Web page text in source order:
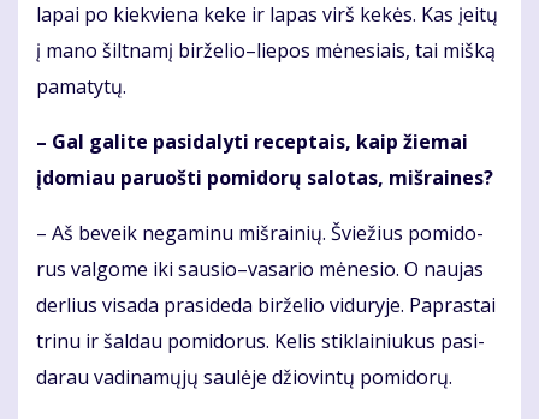
la­pai po kiek­vie­na ke­ke ir la­pas virš ke­kės. Kas įei­tų
į ma­no šilt­na­mį bir­že­lio–lie­pos mė­ne­siais, tai miš­ką
pa­ma­ty­tų.
– Gal ga­li­te pa­si­da­lyti re­cep­tais, kaip žie­mai
įdo­miau pa­ruoš­ti po­mi­do­rų sa­lo­tas, miš­rai­nes?
– Aš be­veik ne­ga­mi­nu miš­rai­nių. Švie­žius po­mi­do­
rus val­go­me iki sau­sio–va­sa­rio mė­ne­sio. O nau­jas
der­lius vi­sa­da pra­si­de­da bir­že­lio vi­du­ry­je. Pa­pras­tai
tri­nu ir šal­dau po­mi­do­rus. Ke­lis stik­lai­niu­kus pa­si­
da­rau va­di­na­mų­jų sau­lė­je džio­vin­tų po­mi­do­rų.